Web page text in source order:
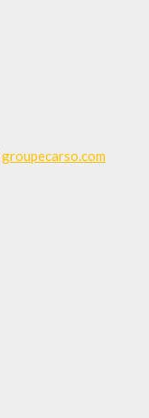
groupecarso.com